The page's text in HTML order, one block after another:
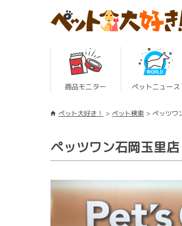
商品モニター ペットニュース
ペット大好き！ ペット検索 ペッツワ
ペッツワン石岡玉里店